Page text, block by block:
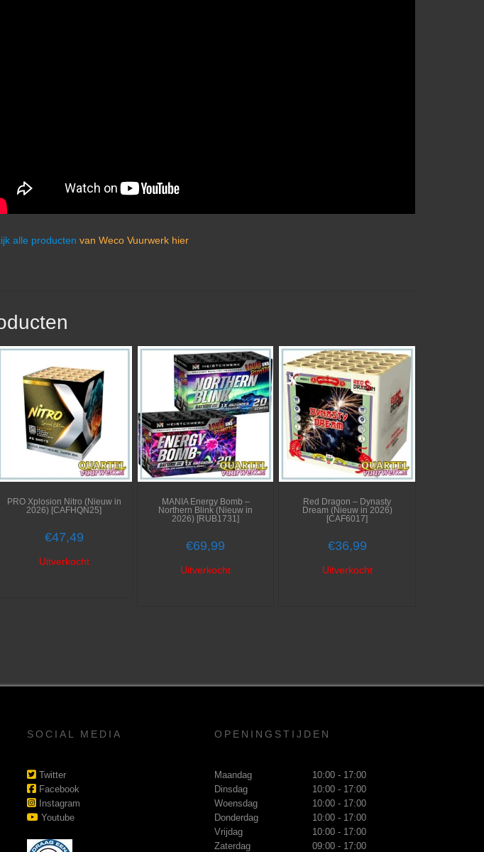
alle producten van Weco Vuurwerk hier
PRO Xplosion Nitro (Nieuw in
2026) [CAFHQN25]
€47,49
Uitverkocht
MANIA Energy Bomb –
Northern Blink (Nieuw in
2026) [RUB1731]
€69,99
Uitverkocht
Red Dragon – Dynasty
Dream (Nieuw in 2026)
[CAF6017]
€36,99
Uitverkocht
SOCIAL MEDIA
Twitter
Facebook
Instagram
Youtube
OPENINGSTIJDEN
Maandag
10:00 - 17:00
Dinsdag
10:00 - 17:00
Woensdag
10:00 - 17:00
Donderdag
10:00 - 17:00
Vrijdag
10:00 - 17:00
Zaterdag
09:00 - 17:00